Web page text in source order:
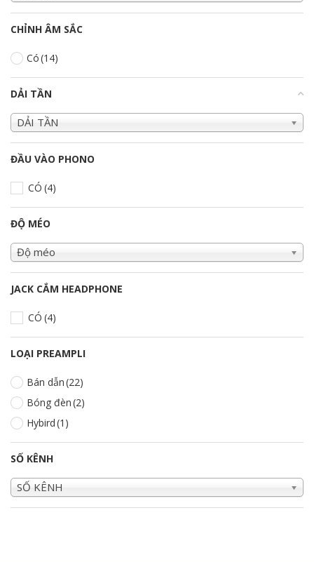
CHỈNH ÂM SẮC
Có(14)
DẢI TẦN
DẢI TẦN
ĐẦU VÀO PHONO
CÓ (4)
ĐỘ MÉO
Độ méo
JACK CẮM HEADPHONE
CÓ (4)
LOẠI PREAMPLI
Bán dẫn(22)
Bóng đèn(2)
Hybird(1)
SỐ KÊNH
SỐ KÊNH